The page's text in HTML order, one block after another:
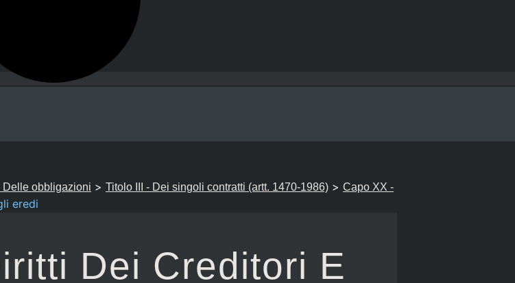
Delle obbligazioni > Titolo III - Dei singoli contratti (artt. 1470-1986) > Capo XX -
eredi
Dei Creditori E